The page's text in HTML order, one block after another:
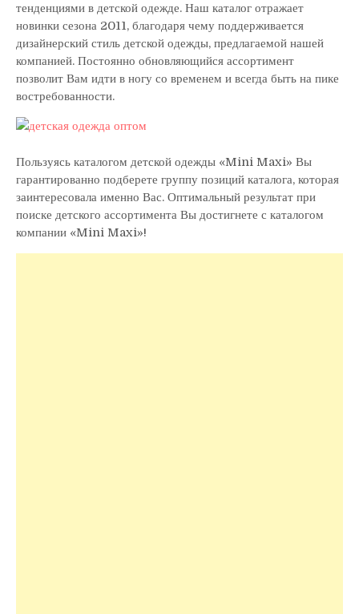
тенденциями в детской одежде. Наш каталог отражает
новинки сезона 2011, благодаря чему поддерживается
дизайнерский стиль детской одежды, предлагаемой нашей
компанией. Постоянно обновляющийся ассортимент
позволит Вам идти в ногу со временем и всегда быть на пике
востребованности.
Пользуясь каталогом детской одежды «Mini Maxi» Вы
гарантированно подберете группу позиций каталога, которая
заинтересовала именно Вас. Оптимальный результат при
поиске детского ассортимента Вы достигнете с каталогом
компании «Mini Maxi»!